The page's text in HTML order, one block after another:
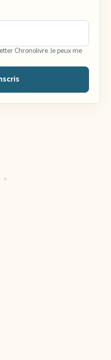
Chronolivre. Je peux me